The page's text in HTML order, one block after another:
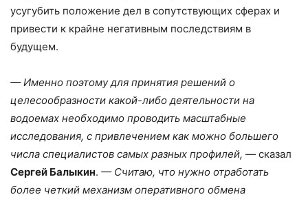
усугубить положение дел в сопутствующих сферах и
привести к крайне негативным последствиям в
будущем.
— Именно поэтому для принятия решений о
целесообразности какой-либо деятельности на
водоемах необходимо проводить масштабные
исследования, с привлечением как можно большего
числа специалистов самых разных профилей, — сказал
Сергей Балыкин. — Считаю, что нужно отработать
более четкий механизм оперативного обмена